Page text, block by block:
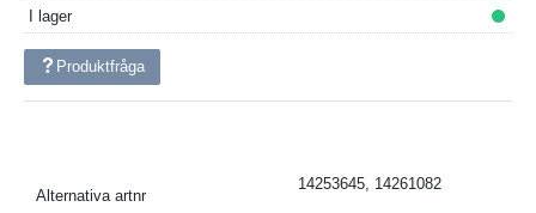
I lager
Produktfråga
Alternativa artnr
14253645, 14261082